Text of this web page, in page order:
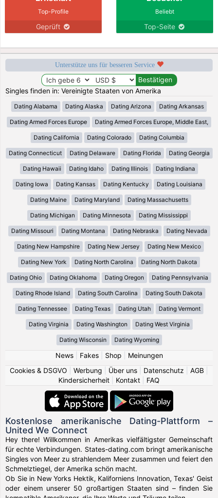
Top-Profile
Geprüft
Beliebt
Top-Seite
Unterstütze uns für besseren Service
Singles finden in: Vereinigte Staaten von Amerika
Dating Alabama Dating Alaska Dating Arizona Dating Arkansas
Dating Armed Forces Europe Dating Armed Forces Europe, Middle East,
Dating California Dating Colorado Dating Columbia
Dating Connecticut Dating Delaware Dating Florida Dating Georgia
Dating Hawaii Dating Idaho Dating Illinois Dating Indiana
Dating Iowa Dating Kansas Dating Kentucky Dating Louisiana
Dating Maine Dating Maryland Dating Massachusetts
Dating Michigan Dating Minnesota Dating Mississippi
Dating Missouri Dating Montana Dating Nebraska Dating Nevada
Dating New Hampshire Dating New Jersey Dating New Mexico
Dating New York Dating North Carolina Dating North Dakota
Dating Ohio Dating Oklahoma Dating Oregon Dating Pennsylvania
Dating Rhode Island Dating South Carolina Dating South Dakota
Dating Tennessee Dating Texas Dating Utah Dating Vermont
Dating Virginia Dating Washington Dating West Virginia
Dating Wisconsin Dating Wyoming
News| Fakes| Shop
Meinungen
Cookies & DSGVO
Werbung Über uns Datenschutz AGB
Kindersicherheit
Kontakt FAQ
Kostenlose amerikanische Dating-Plattform –
United We Connect
Hey there! Willkommen in Amerikas vielfältigster Gemeinschaft
für echte Verbindungen. States-dating.com bringt amerikanische
Singles von Meer zu strahlendem Meer zusammen und feiert den
Schmelztiegel, der Amerika schön macht.
Ob Sie in New Yorks Hektik, Kaliforniens Innovation, Texas' Geist
oder einem unserer 50 großartigen Staaten sind – finden Sie